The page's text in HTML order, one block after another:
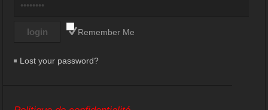
Remember Me
Lost your password?